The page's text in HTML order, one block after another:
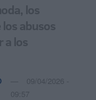
los
abusos
a los
09/04/2026 -
09:57